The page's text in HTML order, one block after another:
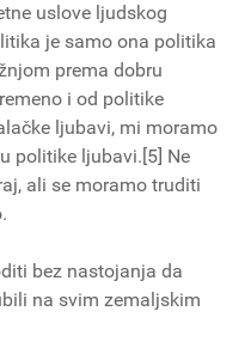
uslove ljudskog
je samo ona politika
prema dobru
i od politike
ljubavi, mi moramo
politike ljubavi.[5] Ne
ali se moramo truditi
bez nastojanja da
na svim zemaljskim